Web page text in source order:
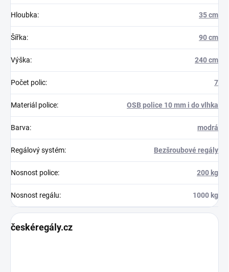
Hloubka: 35 cm
Šířka: 90 cm
Výška: 240 cm
Počet polic: 7
Materiál police: OSB police 10 mm i do vlhka
Barva: modrá
Regálový systém: Bezšroubové regály
Nosnost police: 200 kg
Nosnost regálu: 1000 kg
českéregály.cz